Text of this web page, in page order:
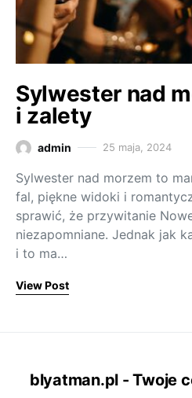
Sylwester nad
i zalety
admin 25 maja, 2024
Sylwester nad morzem to
fal, piękne widoki i
sprawić, że przywitanie
niezapomniane. Jednak jak
i to ma…
View Post
blyatman.pl - Twoje